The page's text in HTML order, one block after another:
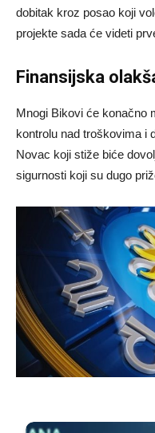
dobitak kroz posao koji
projekte sada će videti
Finansijska
Mnogi Bikovi će konačno
kontrolu nad troškovima i
Novac koji stiže biće
sigurnosti koji su dugo